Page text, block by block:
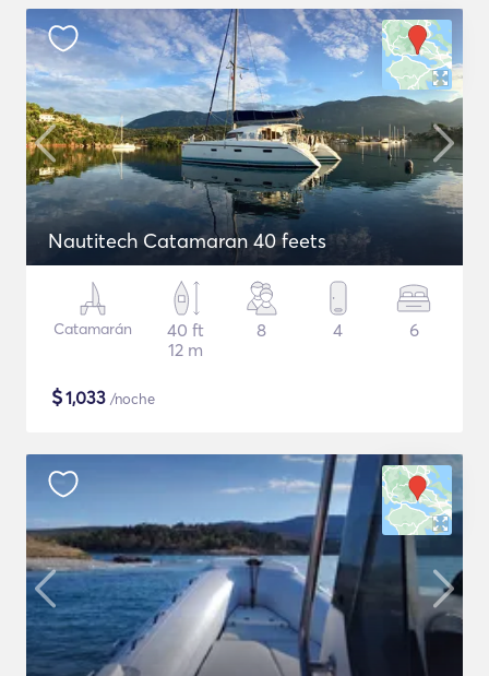
Nautitech Catamaran 40 feets
Catamarán
40 ft
12 m
8 4 6
$1,033 /noche